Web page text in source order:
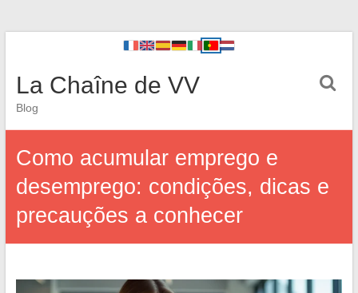
La Chaîne de VV
Blog
Como acumular emprego e
desemprego: condições, dicas e
precauções a conhecer